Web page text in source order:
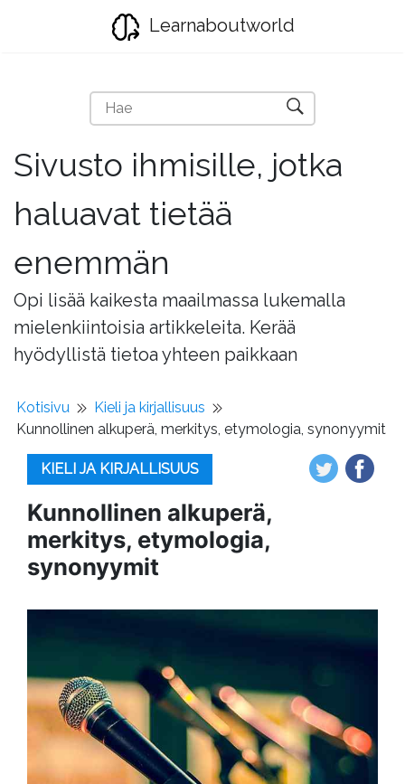
Learnaboutworld
Sivusto ihmisille, jotka
haluavat tietää
enemmän
Opi lisää kaikesta maailmassa lukemalla
mielenkiintoisia artikkeleita. Kerää
hyödyllistä tietoa yhteen paikkaan
Kotisivu
Kieli ja kirjallisuus
Kunnollinen alkuperä, merkitys, etymologia, synonyymit
KIELI JA KIRJALLISUUS
Kunnollinen alkuperä,
merkitys, etymologia,
synonyymit